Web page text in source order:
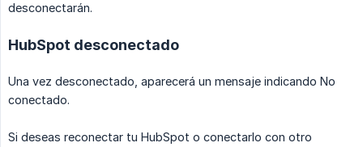
desconectarán.
HubSpot desconectado
Una vez desconectado, aparecerá un mensaje indicando No
conectado.
Si deseas reconectar tu HubSpot o conectarlo con otro